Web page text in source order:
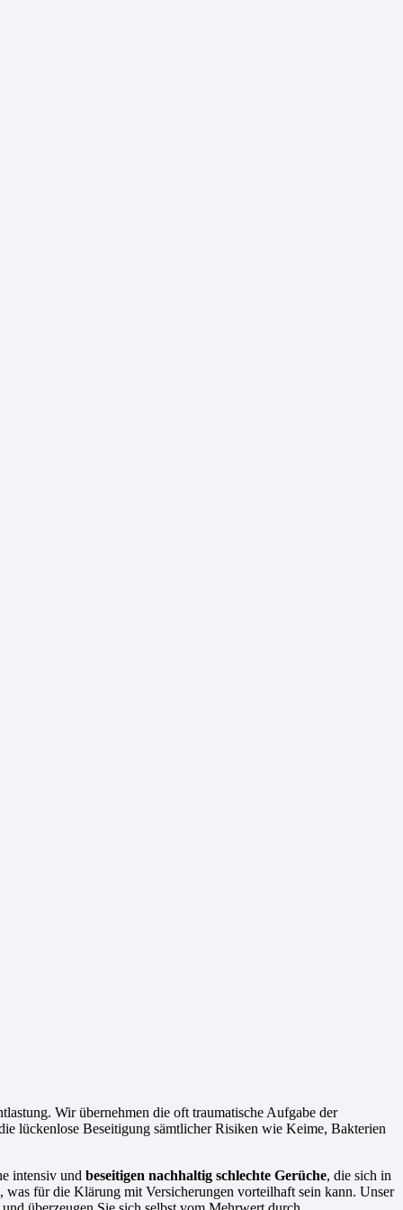
Wir übernehmen die oft traumatische Aufgabe der
lückenlose Beseitigung sämtlicher Risiken wie Keime, Bakterien
intensiv und beseitigen nachhaltig schlechte Gerüche, die sich in
für die Klärung mit Versicherungen vorteilhaft sein kann. Unser